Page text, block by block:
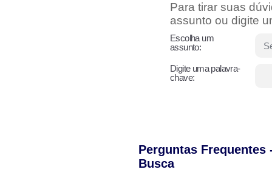
Para tirar suas
assunto ou digite
Escolha um
assunto:
Digite uma palavra-
chave:
Perguntas Frequentes
Busca